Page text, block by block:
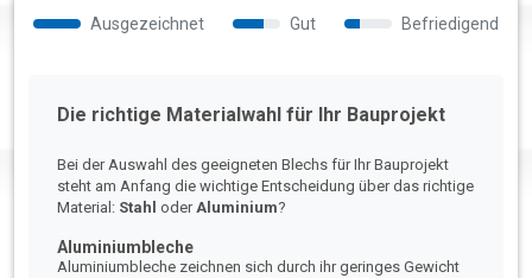
Ausgezeichnet Gut Befriedigend
Die richtige Materialwahl für Ihr Bauprojekt
Bei der Auswahl des geeigneten Blechs für Ihr Bauprojekt
steht am Anfang die wichtige Entscheidung über das richtige
Material: Stahl oderAluminium?
Aluminiumbleche
Aluminiumbleche zeichnen sich durch ihr geringes Gewicht